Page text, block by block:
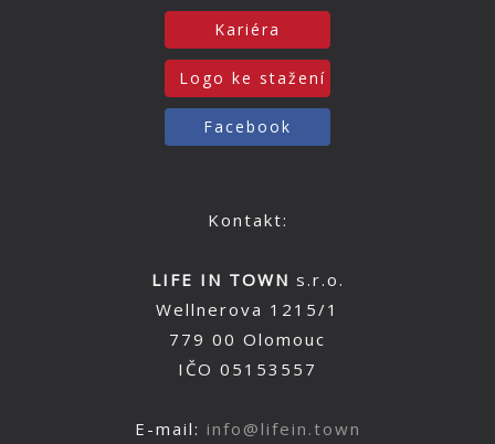
Kariéra
Logo ke stažení
Facebook
Kontakt:
LIFE IN TOWN s.r.o.
Wellnerova 1215/1
779 00 Olomouc
IČO 05153557
E-mail: info@lifein.town